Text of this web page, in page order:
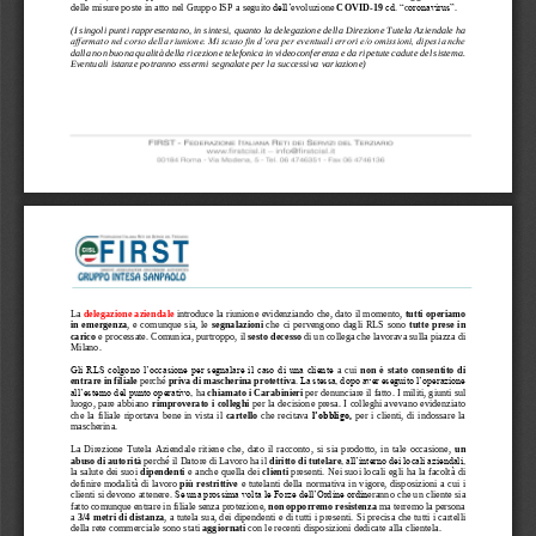
delle misure poste in atto nel Gruppo ISP a seguito dell’evoluzione COVID- 19 cd. “coronavirus”.
(I singoli punti rappresentano, in sintesi, quanto la delegazione della Direzione Tutela Aziendale ha
affermato nel corso della riunione. Mi scuso fin d’ora per eventuali errori e/o omissioni, dipesi anche
dalla non buona qualità della ricezione telefonica in videoconferenza e da ripetute cadute del sistema.
Eventuali istanze potranno essermi segnalate per la successiva variazione)
La delegazione aziendale introduce la riunione evidenziando che, dato il momento, tutti operiamo
in  emergenza ,  e  comunque  sia,  le segnalazioni che  ci  pervengono dagli  RLS sono tutte prese  in
carico e processate. Comunica , purtroppo, il sesto decesso di un collega che lavorava sulla piazza di
Milano.
Gli RLS colgono l’occasione per segnalare il caso di una cliente a  cui non  è  stato  consentito  di
entrare in filiale perché priva di mascherina protettiva. La stessa, dopo aver eseguito l’operazione
all’esterno del punto operativo, ha chiamato i Carabinieri per denunciare il fatto. I militi, giunti sul
luogo, pare abbiano rimproverato i colleghi per la decisione presa. I colleghi avevano evidenziato
che  la  filiale  riportava  bene  in  vista  il cartello che  recitava l’obbligo, per  i  clienti,  di  indossare  la
mascherina.
La  Direzione  Tutela  Aziendale  ritiene  che,  dato  il  racconto, si  sia  prodotto, in  tale  occasione, un
abuso di autorità perché il Datore di Lavoro ha il diritto di tutelare, all’interno dei locali aziendali,
la salute dei suoi dipendenti e anche quella dei clienti presenti Nei suoi locali egli ha la facoltà di
definire modalità di lavoro più restrittive e tutelanti della normativa in vigore, disposizioni a cui i
clienti si devono attenere. Se una prossima volta le Forze dell’Ordine ordineranno che un cliente sia
fatto comunque entrarein filiale senza protezione, non opporremo resistenza ma terremo la persona
a 3/4 metri di distanza , a tutela sua, dei dipendenti e di tutti i presenti. Si precisa che tutti i cartelli
della rete commerciale sono stati aggiornati con le recenti disposizioni dedicate alla clientela.